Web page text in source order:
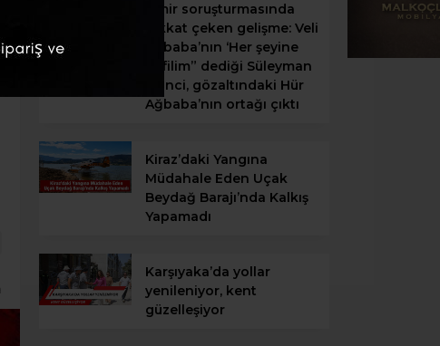
İzmir soruşturmasında
dikkat çeken gelişme: Veli
Ağbaba’nın ‘Her şeyine
kefilim” dediği Süleyman
Ekinci, gözaltındaki Hür
Ağbaba’nın ortağı çıktı
Kiraz’daki Yangına
Müdahale Eden Uçak
Beydağ Barajı’nda Kalkış
Yapamadı
Karşıyaka’da yollar
yenileniyor, kent
güzelleşiyor